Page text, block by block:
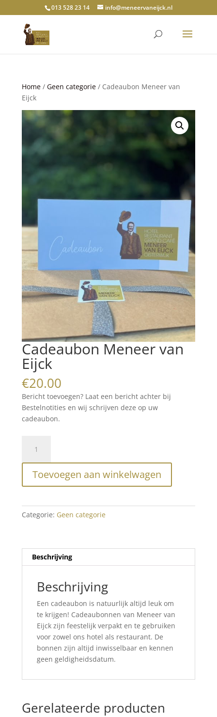
013 528 23 14 info@meneervaneijck.nl
Home/ Geen categorie/ Cadeaubon Meneer van
Eijck
Cadeaubon Meneer van
Eijck
€20.00
Bericht toevoegen? Laat een bericht achter bij
Bestelnotities en wij schrijven deze op uw
cadeaubon.
Meneer
van
Eijck
aantal
Toevoegen aan winkelwagen
Categorie: Geen categorie
Beschrijving
Beschrijving
Een cadeaubon is natuurlijk altijd leuk om
te krijgen! Cadeaubonnen van Meneer van
Eijck zijn feestelijk verpakt en te gebruiken
voor zowel ons hotel als restaurant. De
bonnen zijn altijd inwisselbaar en kennen
geen geldigheidsdatum.
Gerelateerde producten